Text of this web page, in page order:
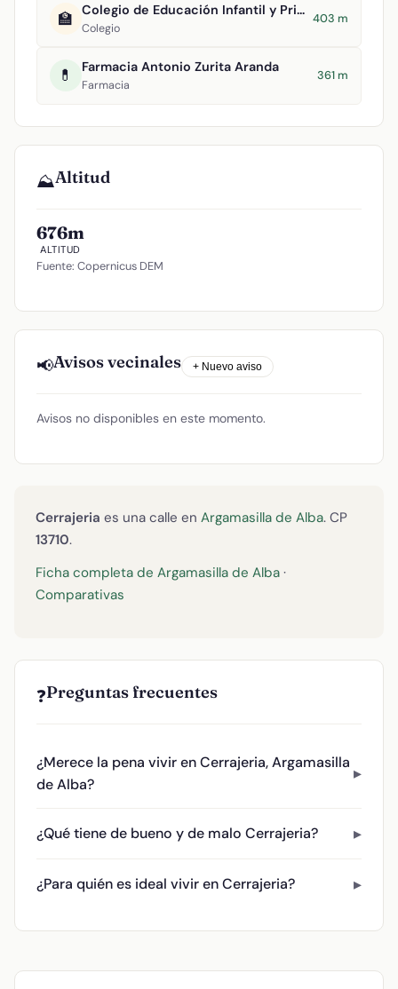
🏫 Colegio de Educación Infantil y Primaria Divino Maestro
Colegio
403 m
💊 Farmacia Antonio Zurita Aranda
Farmacia
361 m
⛰️Altitud
676m
ALTITUD
Fuente: Copernicus DEM
📢Avisos vecinales + Nuevo aviso
Avisos no disponibles en este momento.
Cerrajeria es una calle en Argamasilla de Alba. CP
13710.
Ficha completa de Argamasilla de Alba ·
Comparativas
❓Preguntas frecuentes
¿Merece la pena vivir en Cerrajeria, Argamasilla
de Alba?
¿Qué tiene de bueno y de malo Cerrajeria?
¿Para quién es ideal vivir en Cerrajeria?